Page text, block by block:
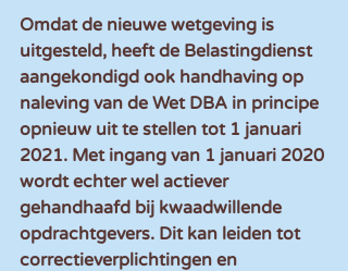
Omdat de nieuwe wetgeving is
uitgesteld, heeft de Belastingdienst
aangekondigd ook handhaving op
naleving van de Wet DBA in principe
opnieuw uit te stellen tot 1 januari
2021. Met ingang van 1 januari 2020
wordt echter wel actiever
gehandhaafd bij kwaadwillende
opdrachtgevers. Dit kan leiden tot
correctieverplichtingen en